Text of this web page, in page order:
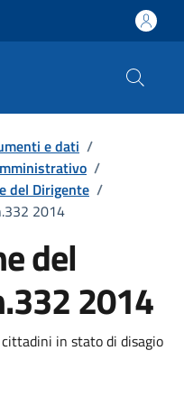
e dati /
/
del Dirigente /
2014
del
2014
in stato di disagio